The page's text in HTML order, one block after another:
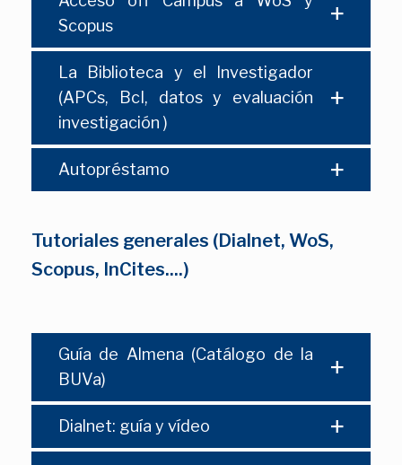
Scopus
La Biblioteca y el Investigador
(APCs, BcI, datos y evaluación
investigación )
Autopréstamo
Tutoriales generales (Dialnet, WoS,
Scopus, InCites....)
Guía de Almena (Catálogo de la
BUVa)
Dialnet: guía y vídeo